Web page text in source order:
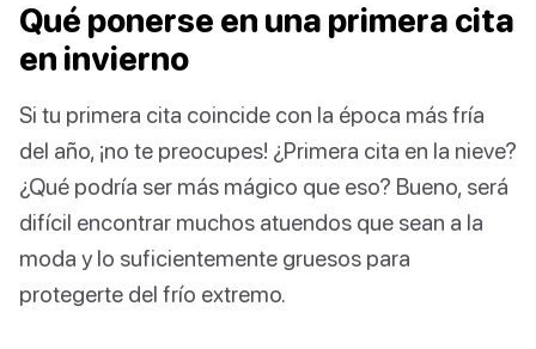
Qué ponerse en una primera cita
en invierno
Si tu primera cita coincide con la época más fría
del año, ¡no te preocupes! ¿Primera cita en la nieve?
¿Qué podría ser más mágico que eso? Bueno, será
difícil encontrar muchos atuendos que sean a la
moda y lo suficientemente gruesos para
protegerte del frío extremo.